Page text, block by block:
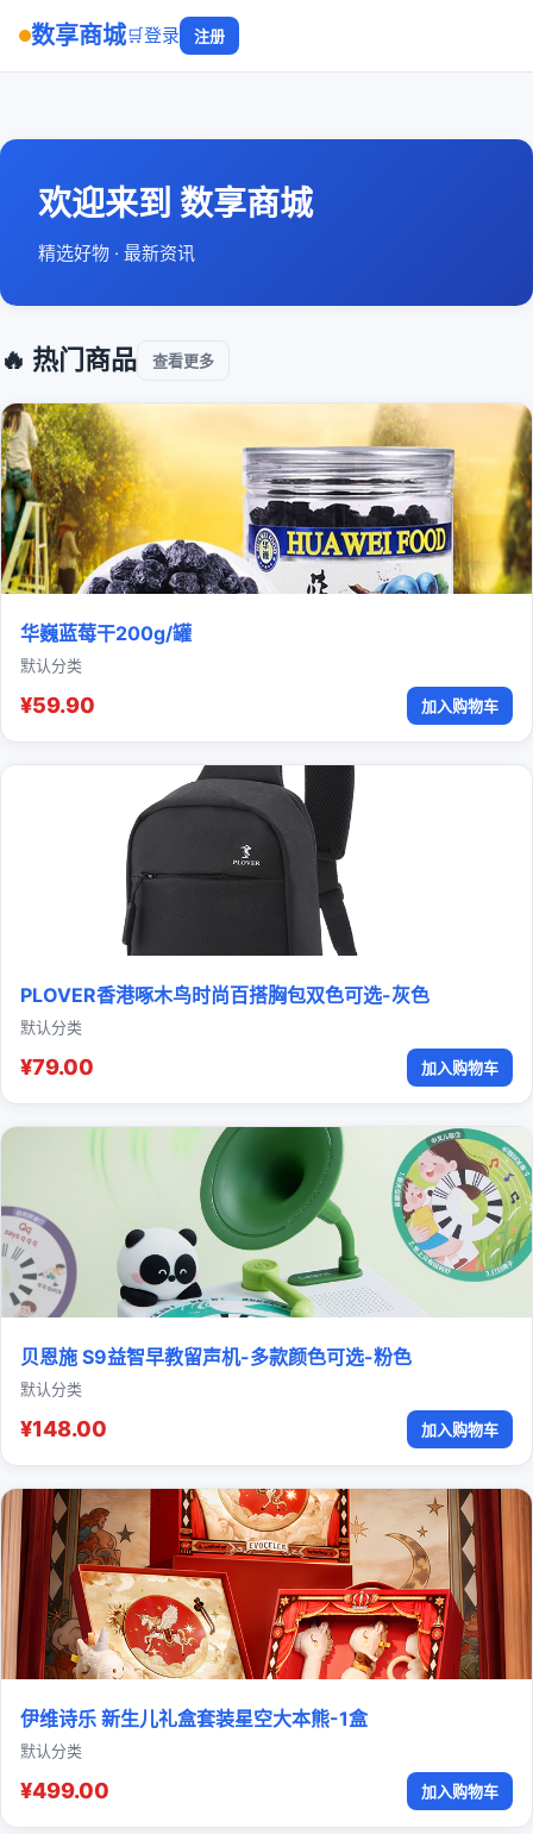
数享商城🛒登录 注册
欢迎来到 数享商城
精选好物 · 最新资讯
🔥 热门商品 查看更多
华巍蓝莓干200g/罐
默认分类
¥59.90 加入购物车
PLOVER香港啄木鸟时尚百搭胸包双色可选-灰色
默认分类
¥79.00 加入购物车
贝恩施 S9益智早教留声机-多款颜色可选-粉色
默认分类
¥148.00 加入购物车
伊维诗乐 新生儿礼盒套装星空大本熊-1盒
默认分类
¥499.00 加入购物车